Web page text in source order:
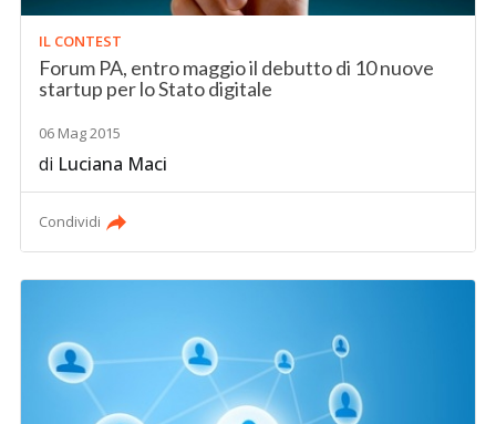
IL CONTEST
Forum PA, entro maggio il debutto di 10 nuove
startup per lo Stato digitale
06 Mag 2015
di Luciana Maci
Condividi